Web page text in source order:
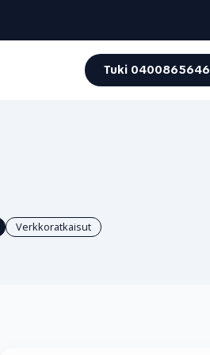
Tuki 0400865646
Verkkoratkaisut